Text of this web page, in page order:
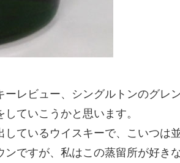
レビュー、シングルトンのグレ
ていこうかと思います。
ているウイスキーで、こいつは
ですが、私はこの蒸留所が好き